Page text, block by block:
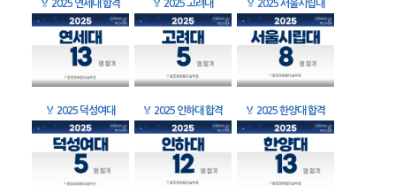
🏅 2025 연세대 합격 🏅 2025 고려대 🏅 2025 서울시립대
🏅 2025 덕성여대 🏅 2025 인하대 합격 🏅 2025 한양대 합격